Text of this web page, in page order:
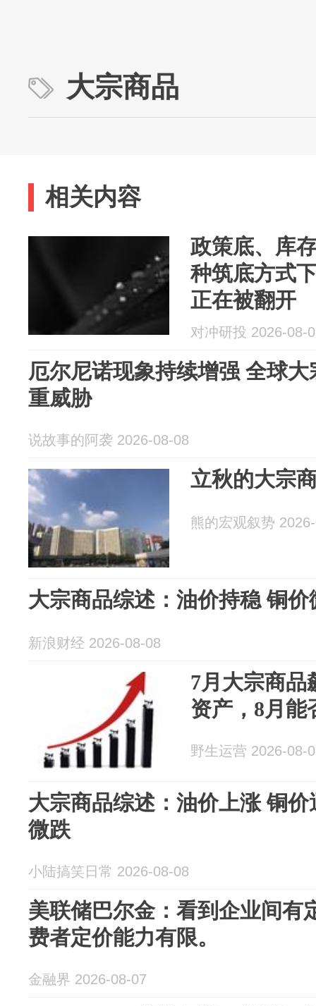
大宗商品
相关内容
政策底、库
种筑底方式
正在被翻开
对冲研投 2026-08-
厄尔尼诺现象持续增强 全球
重威胁
说故事的阿袭 2026-08-08
立秋的大宗
熊的宏观叙势
大宗商品综述：油价持稳 铜
新浪财经 2026-08-08
7月大宗商品
资产，8月能
野生运营 2026-08-
大宗商品综述：油价上涨 铜
微跌
小陆搞笑日常 2026-08-08
美联储巴尔金：看到企业间有
费者定价能力有限。
金融界 2026-08-07